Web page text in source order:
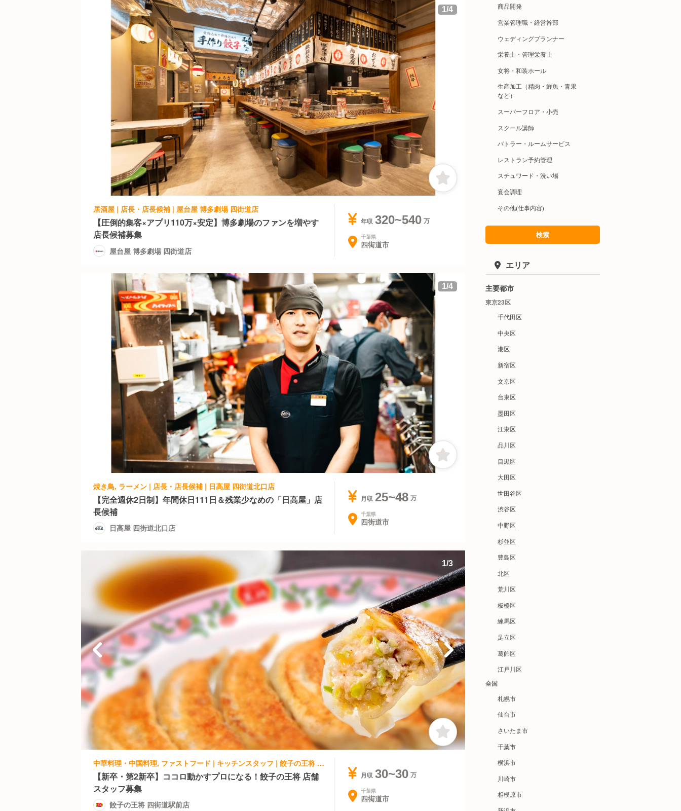
1/4
居酒屋 | 店長・店長候補 | 屋台屋 博多劇場 四街道店
【圧倒的集客×アプリ110万×安定】博多劇場のファンを増やす
店長候補募集
屋台屋 博多劇場 四街道店
年収 320~540
千葉県
四街道市
1/4
焼き鳥, ラーメン | 店長・店長候補 | 日高屋 四街道北口店
【完全週休2日制】年間休日111日＆残業少なめの「日高屋」店
長候補
日高屋 四街道北口店
月収 25~48
千葉県
四街道市
1/3
中華料理・中国料理, ファストフード | キッチンスタッフ | 餃子の王将 四街道駅前店
【新卒・第2新卒】ココロ動かすプロになる！餃子の王将 店舗
スタッフ募集
餃子の王将 四街道駅前店
月収 30~30
千葉県
四街道市
商品開発
営業管理職・経営幹部
ウェディングプランナー
栄養士・管理栄養士
女将・和装ホール
生産加工（精肉・鮮魚・青果
など）
スーパーフロア・小売
スクール講師
バトラー・ルームサービス
レストラン予約管理
スチュワード・洗い場
宴会調理
その他(仕事内容)
検索
エリア
主要都市
東京23区
千代田区
中央区
港区
新宿区
文京区
台東区
墨田区
江東区
品川区
目黒区
大田区
世田谷区
渋谷区
中野区
杉並区
豊島区
北区
荒川区
板橋区
練馬区
足立区
葛飾区
江戸川区
全国
札幌市
仙台市
さいたま市
千葉市
横浜市
川崎市
相模原市